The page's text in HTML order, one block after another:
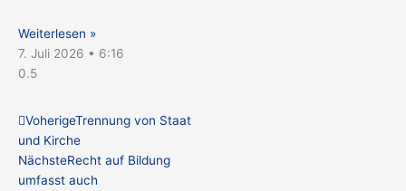
Weiterlesen »
7. Juli 2026
6:16
VoherigeTrennung von Staat
und Kirche
NächsteRecht auf Bildung
umfasst auch